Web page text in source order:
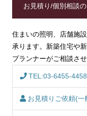
お見積り/個別相談
住まいの照明、店舗施
承ります。新築住宅や
プランナーがご相談さ
TEL:03-6455-
お見積りご依頼(一